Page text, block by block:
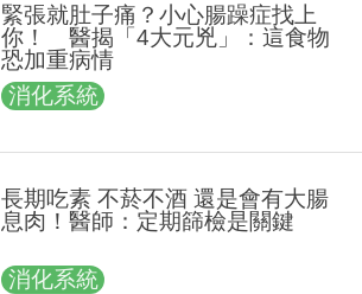
緊張就肚子痛？小心腸躁症找上
你！ 醫揭「4大元兇」：這食物
恐加重病情
消化系統
長期吃素 不菸不酒 還是會有大腸
息肉！醫師：定期篩檢是關鍵
消化系統